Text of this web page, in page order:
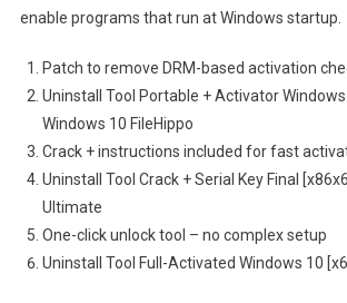
enable programs that run at Windows startup.
Patch to remove DRM-based activation
Uninstall Tool Portable + Activator
Windows 10 FileHippo
Crack + instructions included for fast
Uninstall Tool Crack + Serial Key Final
Ultimate
One-click unlock tool – no complex setup
Uninstall Tool Full-Activated Windows 10